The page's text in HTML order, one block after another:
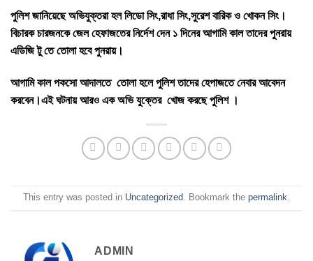
পুলিশ জানিয়েছে অভিযুক্তরা হল লিডো সিং,রাধা সিং,সুরেশ বারিক ও খোকন সিং।
বিচারক চারজনকে জেল হেফাজতের নির্দেশ দেন ১ দিনের আগামি কাল তাদের পুনরায়
এডিজি টু তে তোলা হবে পুনরায়।
আগামি কাল পকসো আদালতে তোলা হলে পুলিশ তাদের হেপাজতে নেবার আবেদন
করবেন।এই ঘটনায় আরও এক অভি যুক্তের খোজ করছে পুলিশ ।
This entry was posted in Uncategorized. Bookmark the permalink.
ADMIN